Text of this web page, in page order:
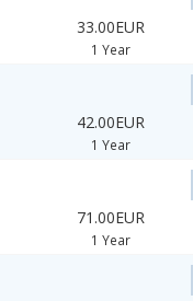
33.00EUR
1 Year
42.00EUR
1 Year
71.00EUR
1 Year